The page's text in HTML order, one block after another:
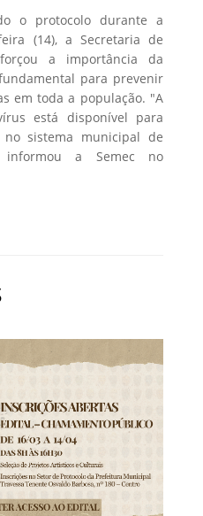
o protocolo durante a
(14), a Secretaria de
a importância da
para prevenir
em toda a população. "A
está disponível para
no sistema municipal de
a Semec no